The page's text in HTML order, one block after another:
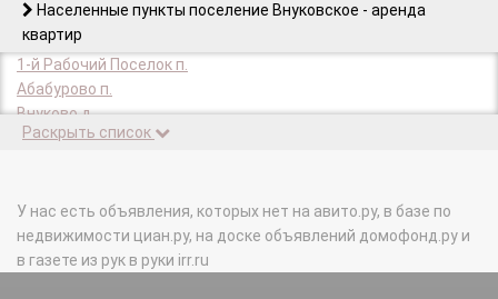
Населенные пункты поселение Внуковское - аренда
квартир
1-й Рабочий Поселок п.
Абабурово п.
Внуково д.
Внуково п.
Детского дома Молодая Гвардия п.
дск Мичуринец п.
дск Московский Писатель дп.
Раскрыть список
У нас есть объявления, которых нет на авито.ру, в базе по
недвижимости циан.ру, на доске объявлений домофонд.ру и
в газете из рук в руки irr.ru